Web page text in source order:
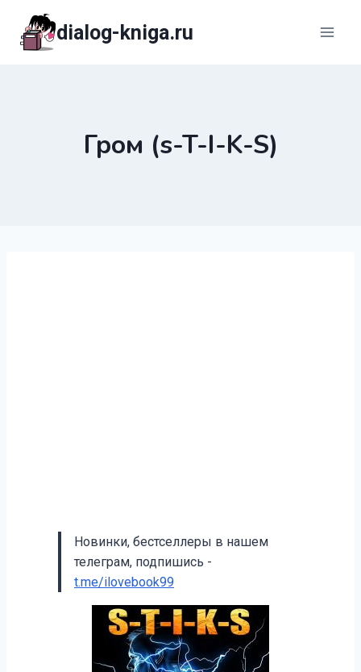
содержимому
dialog-kniga.ru
Гром (s-T-I-K-S)
Новинки, бестселлеры в нашем
телеграм, подпишись -
t.me/ilovebook99